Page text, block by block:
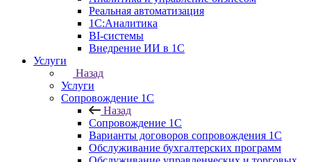
Реальная автоматизация
1С:Аналитика
BI-системы
Внедрение ИИ в 1С
Услуги
Назад
Услуги
Сопровождение 1С
Назад
Сопровождение 1С
Варианты договоров сопровождения 1С
Обслуживание бухгалтерских программ